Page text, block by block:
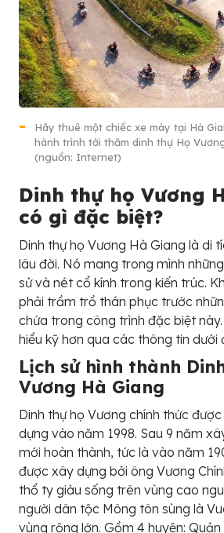
Hãy thuê một chiếc xe máy tại Hà
hành trình tới thăm dinh thự Họ
(nguồn: Internet)
Dinh thự họ Vương
có gì đặc biệt?
Dinh thự họ Vương Hà Giang là di
lâu đời. Nó mang trong mình
sử và nét cổ kính trong kiến trúc.
phải trầm trồ thán phục trước
chứa trong công trình đặc biệt
hiểu kỹ hơn qua các thông tin dưới
Lịch sử hình thành
Vương Hà Giang
Dinh thự họ Vương chính thức
dựng vào năm 1998. Sau 9 năm
mới hoàn thành, tức là vào năm
được xây dựng bởi ông Vương
thổ ty giàu sống trên vùng cao
người dân tộc Mông tôn sùng là
vùng rộng lớn. Gồm 4 huyện: Quản